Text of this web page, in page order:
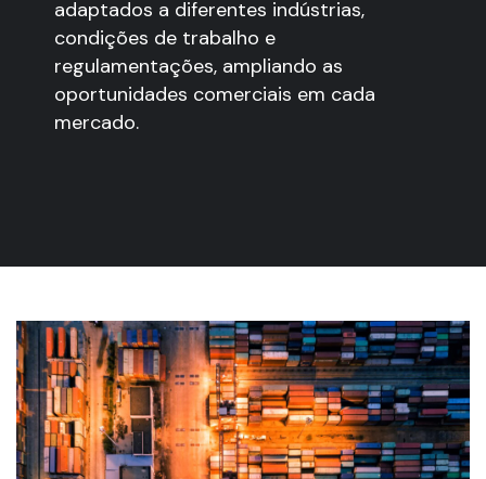
adaptados a diferentes indústrias,
condições de trabalho e
regulamentações, ampliando as
oportunidades comerciais em cada
mercado.